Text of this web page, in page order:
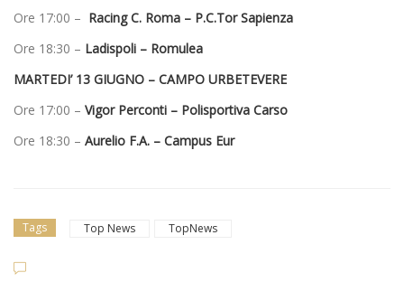
Ore 17:00 – Racing C. Roma – P.C.Tor Sapienza
Ore 18:30 – Ladispoli – Romulea
MARTEDI’ 13 GIUGNO – CAMPO URBETEVERE
Ore 17:00 – Vigor Perconti – Polisportiva Carso
Ore 18:30 – Aurelio F.A. – Campus Eur
Tags Top News TopNews